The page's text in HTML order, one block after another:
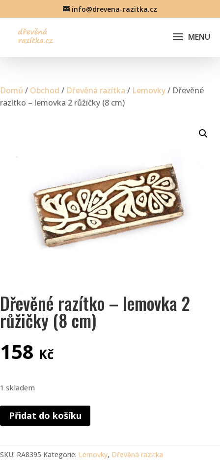
info@drevena-razitka.cz
Domů / Obchod / Dřevěná razítka / Lemovky/ Dřevěné
razítko – lemovka 2 růžičky (8 cm)
Dřevěné razítko – lemovka 2
růžičky (8 cm)
158 Kč
1 skladem
Dřevěné
razítko
lemovka
2
Přidat do košíku
SKU: RA8395 Kategorie: Lemovky, Dřevěná razítka